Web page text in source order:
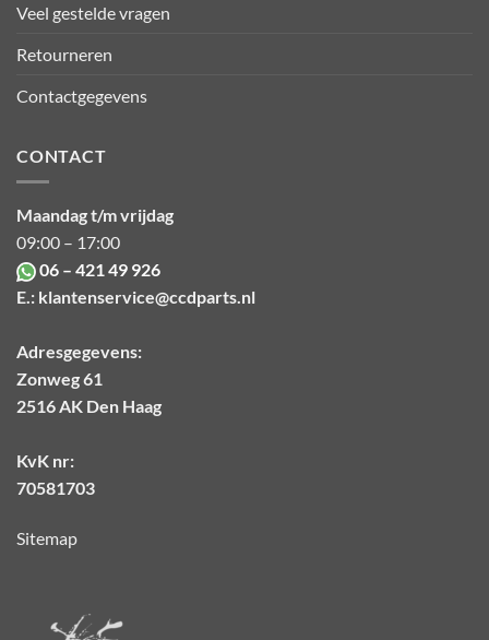
Veel gestelde vragen
Retourneren
Contactgegevens
CONTACT
Maandag t/m vrijdag
09:00 – 17:00
06 – 421 49 926
E.: klantenservice@ccdparts.nl
Adresgegevens:
Zonweg 61
2516 AK Den Haag
KvK nr:
70581703
Sitemap